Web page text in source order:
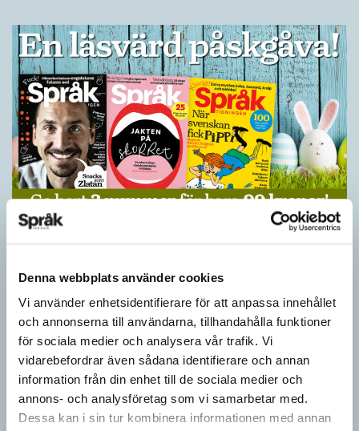
Denna webbplats använder cookies
Vi använder enhetsidentifierare för att anpassa innehållet
och annonserna till användarna, tillhandahålla funktioner
för sociala medier och analysera vår trafik. Vi
vidarebefordrar även sådana identifierare och annan
information från din enhet till de sociala medier och
annons- och analysföretag som vi samarbetar med.
Dessa kan i sin tur kombinera informationen med annan
Ge bort Språktidningen till påsk!
Inför påsken har vi ett riktigt fint erbjudande. Just nu kan du ge
bort 3 nummer av Språktidningen för bara 99 kronor! Du kan